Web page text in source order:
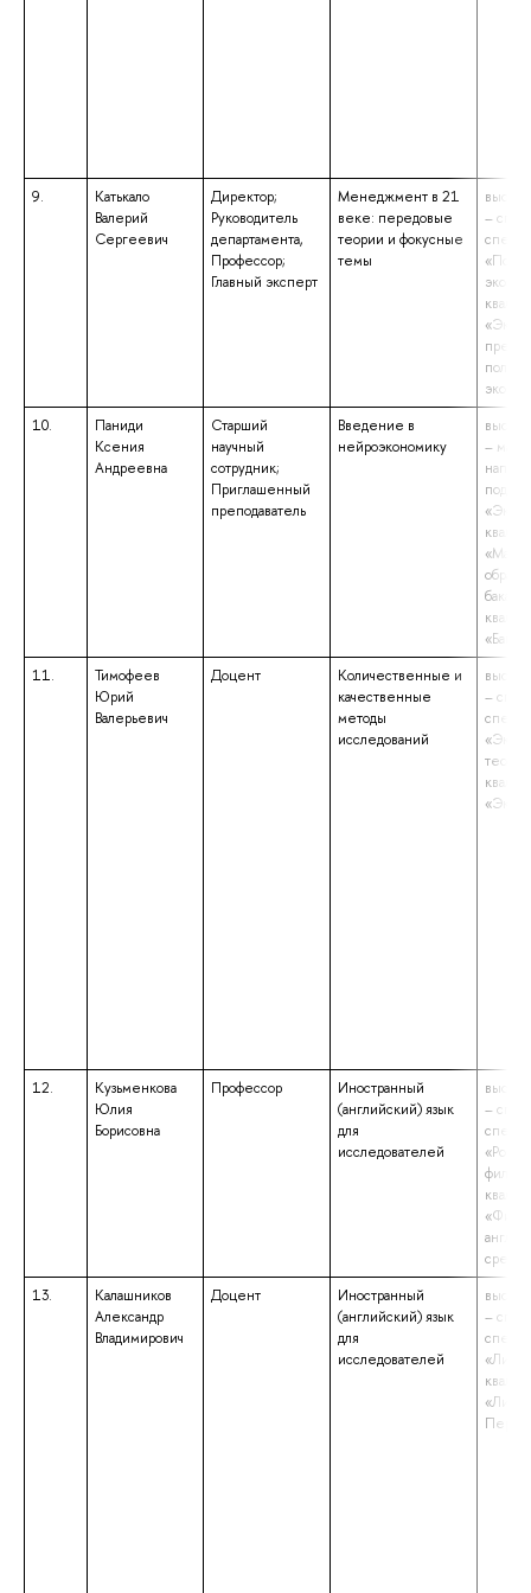
9.
Катькало
Валерий
Сергеевич
Директор;
Руководитель
департамента,
Профессор;
Главный эксперт
Менеджмент в 21
веке: передовые
теории и фокусные
темы
–
10.
Паниди
Ксения
Андреевна
Старший
научный
сотрудник;
Приглашенный
преподаватель
Введение в
нейроэкономику
–
11.
Тимофеев
Юрий
Валерьевич
Доцент
Количественные и
качественные
методы
исследований
–
12.
Кузьменкова
Юлия
Борисовна
Профессор
Иностранный
(английский) язык
для
исследователей
–
13.
Калашников
Александр
Владимирович
Доцент
Иностранный
(английский) язык
для
исследователей
–